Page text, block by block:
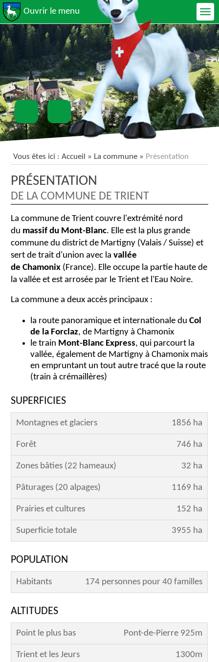
Ouvrir le menu
Vous êtes ici :Accueil » La commune » Présentation
PRÉSENTATION
DE LA COMMUNE DE TRIENT
La commune de Trient couvre l'extrémité nord
du massif du Mont-Blanc. Elle est la plus grande
commune du district de Martigny (Valais / Suisse) et
sert de trait d'union avec lavallée
de Chamonix (France). Elle occupe la partie haute de
la vallée et est arrosée par le Trient et l'Eau Noire.
La commune a deux accès principaux :
la route panoramique et internationale duCol
de la Forclaz, de Martigny à Chamonix
le train Mont-Blanc Express, qui parcourt la
vallée, également de Martigny à Chamonix mais
en empruntant un tout autre tracé que la route
(train à crémaillères)
SUPERFICIES
Montagnes et glaciers 1856 ha
Forêt 746 ha
Zones bâties (22 hameaux) 32 ha
Pâturages (20 alpages) 1169 ha
Prairies et cultures 152 ha
Superficie totale 3955 ha
POPULATION
Habitants 174 personnes pour 40 familles
ALTITUDES
Point le plus bas Pont-de-Pierre 925m
Trient et les Jeurs 1300m